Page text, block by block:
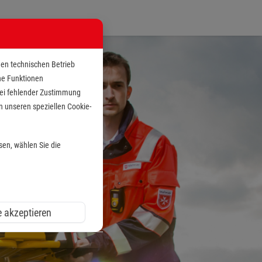
technischen Betrieb
Funktionen
fehlender Zustimmung
speziellen Cookie-
wählen Sie die
akzeptieren